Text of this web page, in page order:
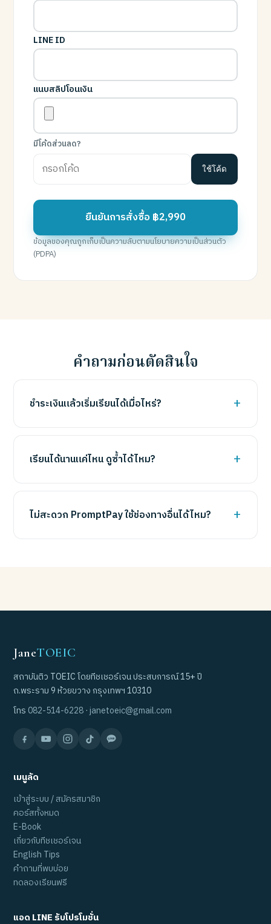
LINE ID
แนบสลิปโอนเงิน
มีโค้ดส่วนลด?
ใช้โค้ด
ยืนยันการสั่งซื้อ ฿2,990
ข้อมูลของคุณถูกเก็บเป็นความลับตามนโยบายความเป็นส่วนตัว
(PDPA)
คำถามก่อนตัดสินใจ
ชำระเงินแล้วเริ่มเรียนได้เมื่อไหร่?
เรียนได้นานแค่ไหน ดูซ้ำได้ไหม?
ไม่สะดวก PromptPay ใช้ช่องทางอื่นได้ไหม?
JaneTOEIC
สถาบันติว TOEIC โดยทีชเชอร์เจน ประสบการณ์ 15+ ปี
ถ.พระราม 9 ห้วยขวาง กรุงเทพฯ 10310
โทร 082-514-6228 ·janetoeic@gmail.com
เมนูลัด
เข้าสู่ระบบ / สมัครสมาชิก
คอร์สทั้งหมด
E-Book
เกี่ยวกับทีชเชอร์เจน
English Tips
คำถามที่พบบ่อย
ทดลองเรียนฟรี
แอด LINE รับโปรโมชั่น